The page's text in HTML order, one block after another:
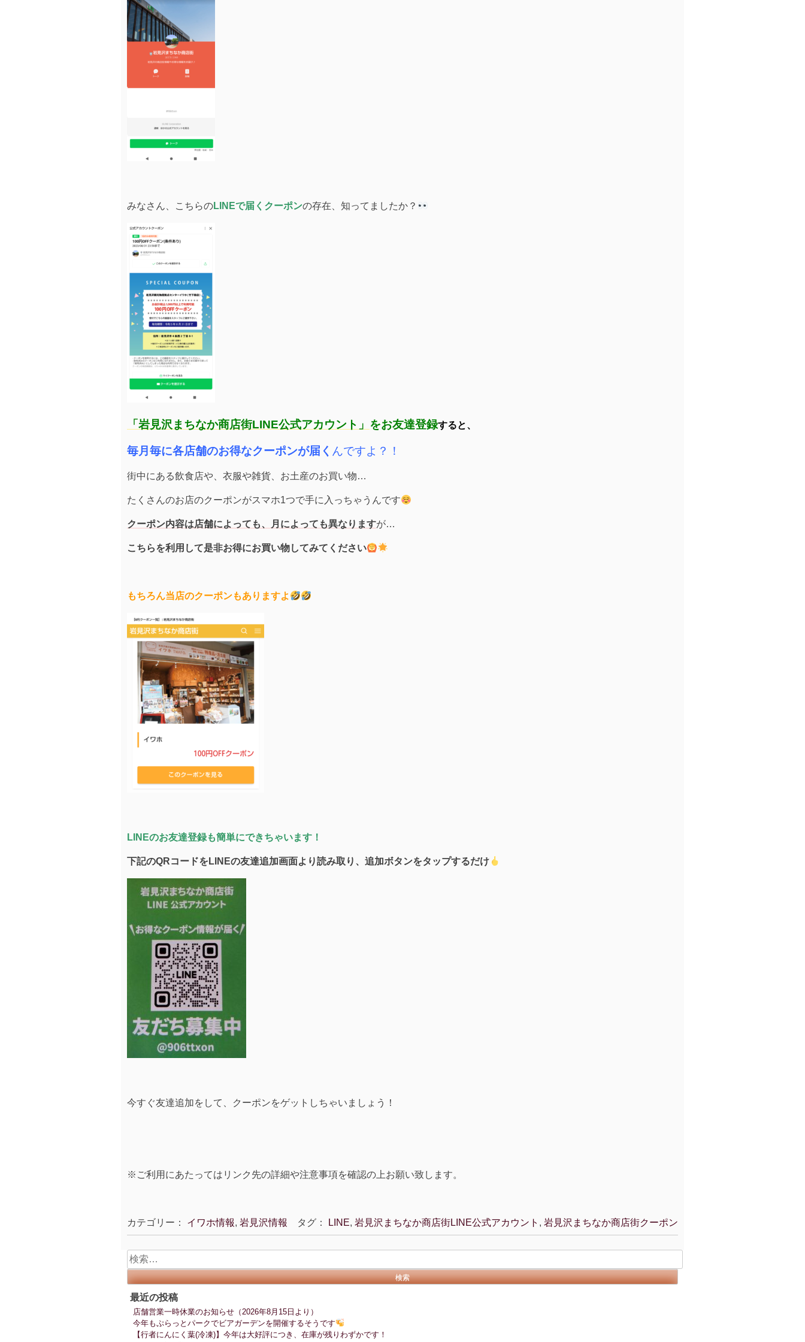
みなさん、こちらのLINEで届くクーポンの存在、知ってましたか？
「岩見沢まちなか商店街LINE公式アカウント」 をお友達登録すると、
毎月毎に各店舗のお得なクーポンが届く んですよ？！
街中にある飲食店や、衣服や雑貨、お土産のお買い物…
たくさんのお店のクーポンがスマホ1つで手に入っちゃうんです
クーポン内容は店舗によっても、月によっても異なりますが…
こちらを利用して是非お得にお買い物してみてください
もちろん当店のクーポンもありますよ
LINEのお友達登録も簡単にできちゃいます！
下記のQRコードをLINEの友達追加画面より読み取り、追加ボタンをタップするだけ
今すぐ友達追加をして、クーポンをゲットしちゃいましょう！
※ご利用にあたってはリンク先の詳細や注意事項を確認の上お願い致します。
カテゴリー： イワホ情報, 岩見沢情報 タグ： LINE, 岩見沢まちなか商店街LINE公式アカウント , 岩見沢まちなか商店街クーポン
検
索:
最近の投稿
店舗営業一時休業のお知らせ（2026年8月15日より）
今年もぷらっとパークでビアガーデンを開催するそうです
【行者にんにく葉(冷凍)】今年は大好評につき、在庫が残りわずかです！